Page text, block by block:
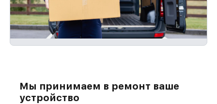
Мы принимаем в ремонт ваше
устройство